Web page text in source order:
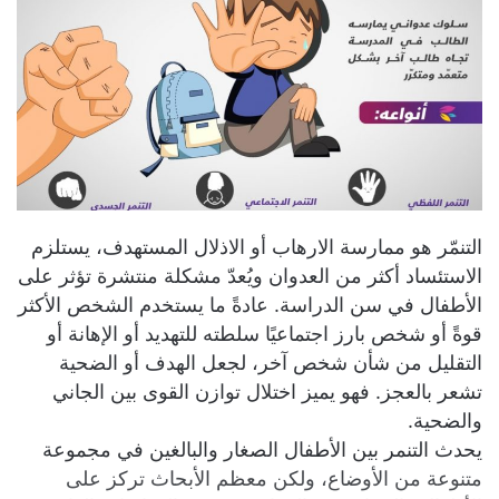
التنمّر هو ممارسة الارهاب أو الاذلال المستهدف، يستلزم
الاستئساد أكثر من العدوان ويُعدّ مشكلة منتشرة تؤثر على
الأطفال في سن الدراسة. عادةً ما يستخدم الشخص الأكثر
قوةً أو شخص بارز اجتماعيًا سلطته للتهديد أو الإهانة أو
التقليل من شأن شخص آخر، لجعل الهدف أو الضحية
تشعر بالعجز. فهو يميز اختلال توازن القوى بين الجاني
والضحية.
يحدث التنمر بين الأطفال الصغار والبالغين في مجموعة
متنوعة من الأوضاع، ولكن معظم الأبحاث تركز على